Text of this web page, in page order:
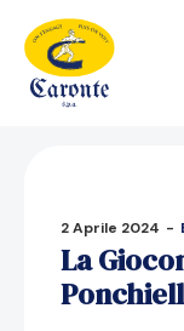
2 Aprile 2024 -
La